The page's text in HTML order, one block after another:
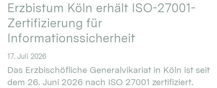
Erzbistum Köln erhält ISO-27001-
Zertifizierung für
Informationssicherheit
17. Juli 2026
Das Erzbischöfliche Generalvikariat in Köln ist seit
dem 26. Juni 2026 nach ISO 27001 zertifiziert.